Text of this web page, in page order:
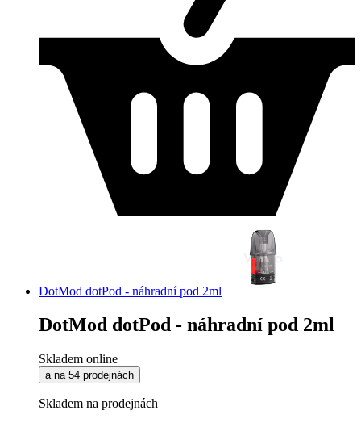
DotMod dotPod - náhradní pod 2ml
DotMod dotPod - náhradní pod 2ml
Skladem online
a na 54 prodejnách
Skladem na prodejnách